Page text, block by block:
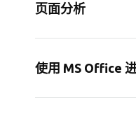
页面分析
使用 MS Office